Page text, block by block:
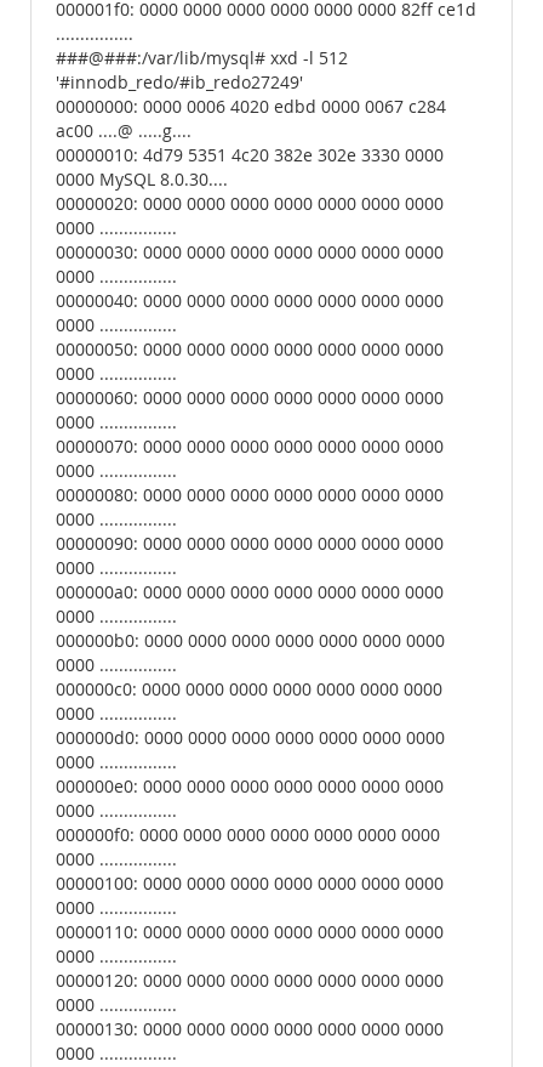
000001f0: 0000 0000 0000 0000 0000 0000 82ff ce1d
................
###@###:/var/lib/mysql# xxd -l 512
'#innodb_redo/#ib_redo27249'
00000000: 0000 0006 4020 edbd 0000 0067 c284
ac00 ....@ .....g....
00000010: 4d79 5351 4c20 382e 302e 3330 0000
0000 MySQL 8.0.30....
00000020: 0000 0000 0000 0000 0000 0000 0000
0000 ................
00000030: 0000 0000 0000 0000 0000 0000 0000
0000 ................
00000040: 0000 0000 0000 0000 0000 0000 0000
0000 ................
00000050: 0000 0000 0000 0000 0000 0000 0000
0000 ................
00000060: 0000 0000 0000 0000 0000 0000 0000
0000 ................
00000070: 0000 0000 0000 0000 0000 0000 0000
0000 ................
00000080: 0000 0000 0000 0000 0000 0000 0000
0000 ................
00000090: 0000 0000 0000 0000 0000 0000 0000
0000 ................
000000a0: 0000 0000 0000 0000 0000 0000 0000
0000 ................
000000b0: 0000 0000 0000 0000 0000 0000 0000
0000 ................
000000c0: 0000 0000 0000 0000 0000 0000 0000
0000 ................
000000d0: 0000 0000 0000 0000 0000 0000 0000
0000 ................
000000e0: 0000 0000 0000 0000 0000 0000 0000
0000 ................
000000f0: 0000 0000 0000 0000 0000 0000 0000
0000 ................
00000100: 0000 0000 0000 0000 0000 0000 0000
0000 ................
00000110: 0000 0000 0000 0000 0000 0000 0000
0000 ................
00000120: 0000 0000 0000 0000 0000 0000 0000
0000 ................
00000130: 0000 0000 0000 0000 0000 0000 0000
0000 ................